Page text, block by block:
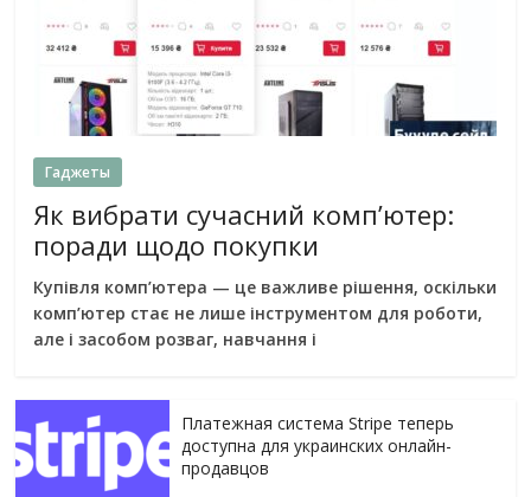
Гаджеты
Як вибрати сучасний комп’ютер:
поради щодо покупки
Купівля комп’ютера — це важливе рішення, оскільки
комп’ютер стає не лише інструментом для роботи,
але і засобом розваг, навчання і
Платежная система Stripe теперь
доступна для украинских онлайн-
продавцов